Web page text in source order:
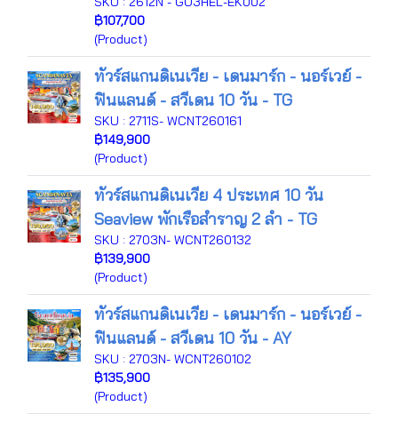
฿107,700
(Product)
ทัวร์สแกนดิเนเวีย - เดนมาร์ก - นอร์เวย์ -
ฟินแลนด์ - สวีเดน 10 วัน - TG
SKU : 2711S- WCNT260161
฿149,900
(Product)
ทัวร์สแกนดิเนเวีย 4 ประเทศ 10 วัน
Seaview พักเรือสำราญ 2 ลำ - TG
SKU : 2703N- WCNT260132
฿139,900
(Product)
ทัวร์สแกนดิเนเวีย - เดนมาร์ก - นอร์เวย์ -
ฟินแลนด์ - สวีเดน 10 วัน - AY
SKU : 2703N- WCNT260102
฿135,900
(Product)